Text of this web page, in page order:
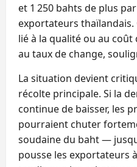
et 1 250 bahts de plus
exportateurs thaïlandais.
lié à la qualité ou au
au taux de change,
La situation devient
récolte principale. Si la
continue de baisser, les
pourraient chuter
soudaine du baht —
pousse les exportateurs